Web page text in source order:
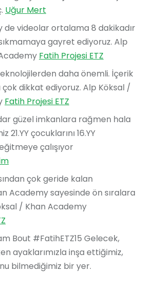
Uğur Mert
de videolar ortalama 8 dakikadır
gayret ediyoruz. Alp
Fatih Projesi ETZ
daha önemli. İçerik
dikkat ediyoruz. Alp Köksal /
Fatih Projesi ETZ
güzel imkanlara rağmen hala
çocuklarını 16.YY
çalışıyor
çok geride kalan
Academy sayesinde ön sıralara
/ Khan Academy
Bout #FatihETZ15 Gelecek,
ayaklarımızla inşa ettiğimiz,
bilmediğimiz bir yer.